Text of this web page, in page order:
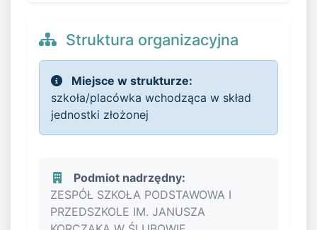
Struktura organizacyjna
Miejsce w strukturze:
szkoła/placówka wchodząca w skład
jednostki złożonej
Podmiot nadrzędny:
ZESPÓŁ SZKOŁA PODSTAWOWA I
PRZEDSZKOLE IM. JANUSZA